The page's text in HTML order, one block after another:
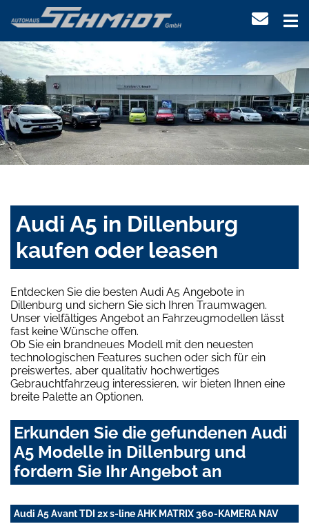
Audi A5 in Dillenburg
kaufen oder leasen
Entdecken Sie die besten Audi A5 Angebote in
Dillenburg und sichern Sie sich Ihren Traumwagen.
Unser vielfältiges Angebot an Fahrzeugmodellen lässt
fast keine Wünsche offen.
Ob Sie ein brandneues Modell mit den neuesten
technologischen Features suchen oder sich für ein
preiswertes, aber qualitativ hochwertiges
Gebrauchtfahrzeug interessieren, wir bieten Ihnen eine
breite Palette an Optionen.
Erkunden Sie die gefundenen Audi
A5 Modelle in Dillenburg und
fordern Sie Ihr Angebot an
Audi A5 Avant TDI 2x s-line AHK MATRIX 360-KAMERA NAV